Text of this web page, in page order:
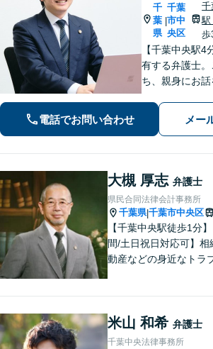
千
葉
県
|
千葉
市中
央区
千
歩
【千葉中央駅4
有する弁護士
ち、親身にお話
だろうか」と
ずはお気軽に
電話でお問い合わせ メー
大槻 厚志 弁護士
県民合同法律会計事務所
千葉県|千葉市中央区
【千葉中央駅徒歩1分
間/土日祝日対応可】相
動産などの身近なトラ
え全力で実行します。
ご相談ください。
米山 和希 弁護士
千葉中央法律事務所